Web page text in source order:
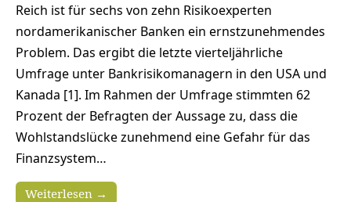
Reich ist für sechs von zehn Risikoexperten
nordamerikanischer Banken ein ernstzunehmendes
Problem. Das ergibt die letzte vierteljährliche
Umfrage unter Bankrisikomanagern in den USA und
Kanada [1]. Im Rahmen der Umfrage stimmten 62
Prozent der Befragten der Aussage zu, dass die
Wohlstandslücke zunehmend eine Gefahr für das
Finanzsystem…
Weiterlesen →